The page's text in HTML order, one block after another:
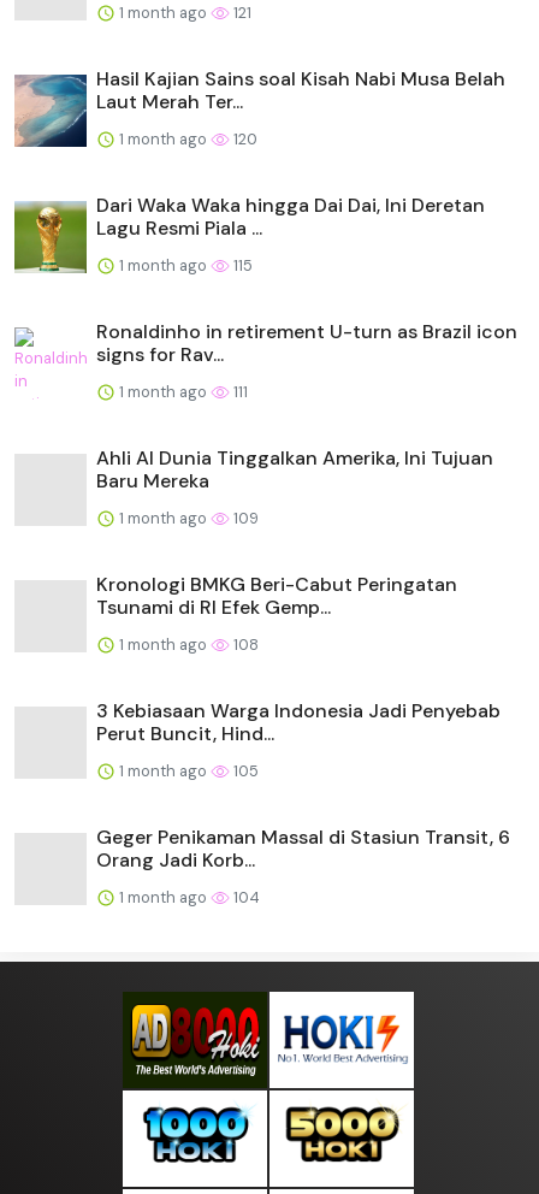
1 month ago 121
Hasil Kajian Sains soal Kisah Nabi Musa Belah
Laut Merah Ter...
1 month ago 120
Dari Waka Waka hingga Dai Dai, Ini Deretan
Lagu Resmi Piala ...
1 month ago 115
Ronaldinho in retirement U-turn as Brazil icon
signs for Rav...
1 month ago 111
Ahli AI Dunia Tinggalkan Amerika, Ini Tujuan
Baru Mereka
1 month ago 109
Kronologi BMKG Beri-Cabut Peringatan
Tsunami di RI Efek Gemp...
1 month ago 108
3 Kebiasaan Warga Indonesia Jadi Penyebab
Perut Buncit, Hind...
1 month ago 105
Geger Penikaman Massal di Stasiun Transit, 6
Orang Jadi Korb...
1 month ago 104